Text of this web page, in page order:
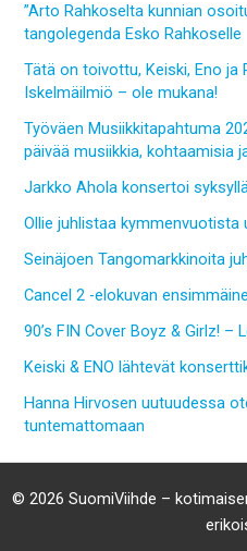
”Arto Rahkoselta kunnian
tangolegenda Esko Rahkoselle
Tätä on toivottu, Keiski, Eno ja
Iskelmäilmiö – ole mukana!
Työväen Musiikkitapahtuma
päivää musiikkia, kohtaamisia
Jarkko Ahola konsertoi
Ollie juhlistaa kymmenvuotista
Seinäjoen Tangomarkkinoita
Cancel 2 -elokuvan
90’s FIN Cover Boyz & Girlz! –
Keiski & ENO lähtevät
Hanna Hirvosen uutuudessa
tuntemattomaan
© 2026 SuomiViihde –